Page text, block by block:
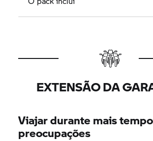
EXTENSÃO DA
Viajar durante mais
preocupações